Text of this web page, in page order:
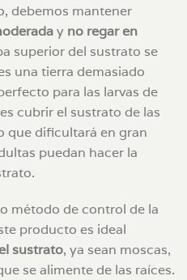
debemos mantener
y no regar en
superior del sustrato se
una tierra demasiado
para las larvas de
cubrir el sustrato de las
que dificultará en gran
puedan hacer la
método de control de la
producto es ideal
sustrato, ya sean moscas,
se alimente de las raíces.